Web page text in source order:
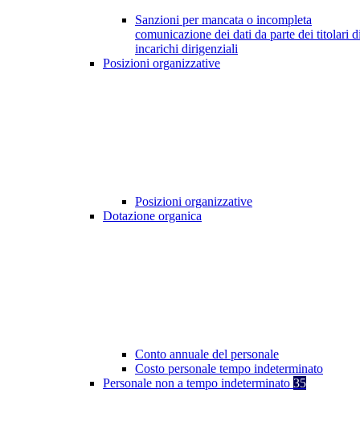
Sanzioni per mancata o incompleta
comunicazione dei dati da parte dei titolari
incarichi dirigenziali
Posizioni organizzative
Posizioni organizzative
Dotazione organica
Conto annuale del personale
Costo personale tempo indeterminato
Personale non a tempo indeterminato 35